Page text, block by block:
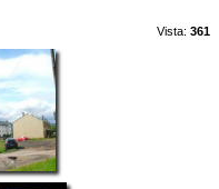
Vista: 361